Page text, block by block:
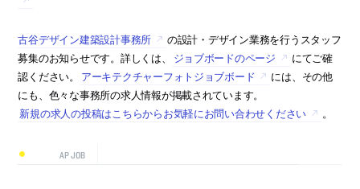
古谷デザイン建築設計事務所
の設計・デザイン業務を行うスタッフ
募集のお知らせです。詳しくは、
ジョブボードのページ
にてご確
認ください。
アーキテクチャーフォトジョブボード
には、その他
にも、色々な事務所の求人情報が掲載されています。
新規の求人の投稿はこちらからお気軽にお問い合わせください
。
AP JOB